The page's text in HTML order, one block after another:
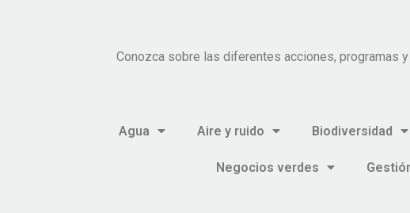
Conozca sobre las diferentes acciones, programas
Agua Aire y ruido Biodiversidad
Negocios verdes